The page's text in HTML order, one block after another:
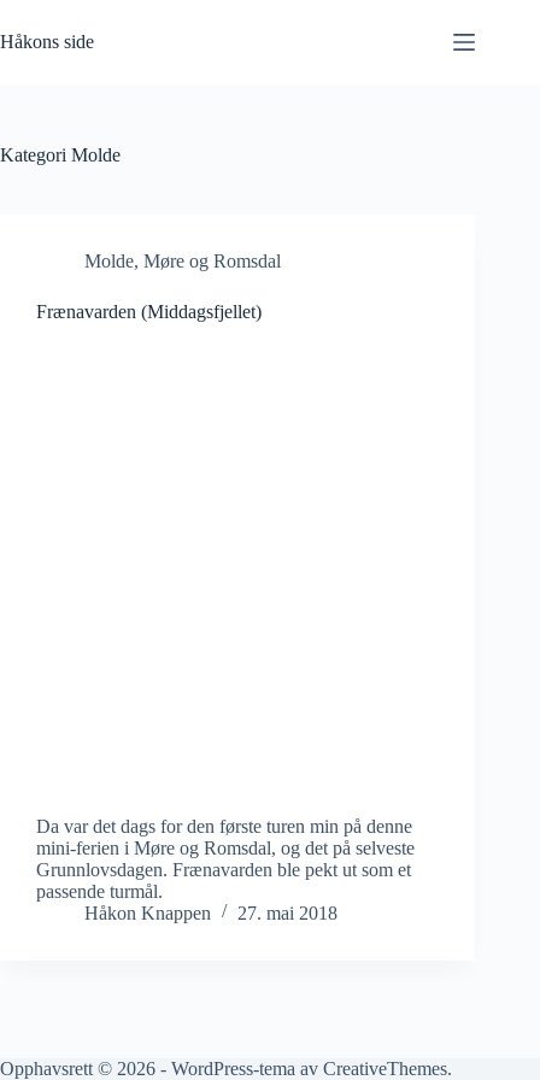
til
innholdet
Håkons side
Kategori Molde
Molde, Møre og Romsdal
Frænavarden (Middagsfjellet)
Da var det dags for den første turen min på denne
mini-ferien i Møre og Romsdal, og det på selveste
Grunnlovsdagen. Frænavarden ble pekt ut som et
passende turmål.
Håkon Knappen
27. mai 2018
Opphavsrett © 2026 - WordPress-tema av CreativeThemes.